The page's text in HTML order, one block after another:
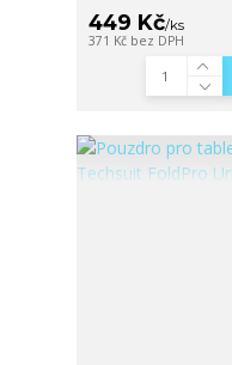
449 Kč/ks
371 Kč bez DPH